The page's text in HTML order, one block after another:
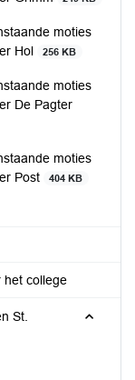
moties
Hol
256 KB
moties
De Pagter
moties
Post
404 KB
het college
St.